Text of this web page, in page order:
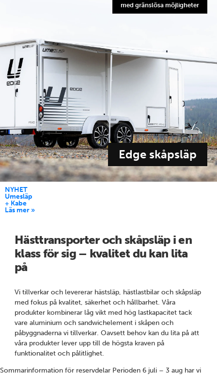
med gränslösa möjligheter
Edge skåpsläp
NYHET
Umesläp
+ Kabe
Läs mer »
Hästtransporter och skåpsläp i en
klass för sig – kvalitet du kan lita
på
Vi tillverkar och levererar hästsläp, hästlastbilar och skåpsläp
med fokus på kvalitet, säkerhet och hållbarhet. Våra
produkter kombinerar låg vikt med hög lastkapacitet tack
vare aluminium och sandwichelement i skåpen och
påbyggnaderna vi tillverkar. Oavsett behov kan du lita på att
våra produkter lever upp till de högsta kraven på
funktionalitet och pålitlighet.
Sommarinformation för reservdelar Perioden 6 juli – 3 aug har vi